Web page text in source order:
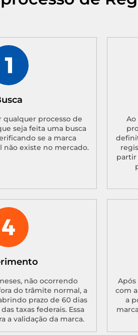
qualquer processo de
seja feita uma busca
se a marca
não existe no mercado.
partir
não ocorrendo
do trâmite normal, a
prazo de 60 dias
taxas federais. Essa
a validação da marca.
Após
com
a